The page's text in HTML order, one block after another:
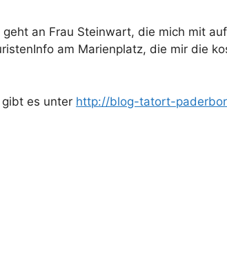
an Frau Steinwart, die mich mit
am Marienplatz, die mir die
gibt es unter http://blog-tatort-